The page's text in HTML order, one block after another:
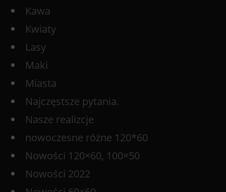
Kawa
Kwiaty
Lasy
Maki
Miasta
Najczęstsze pytania.
Nasze realizcje
nowoczesne różne 120*60
Nowości 120×60, 100×50
Nowości 2022